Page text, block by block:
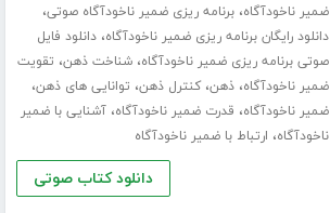
ضمیر ناخودآگاه،برنامه ریزی ضمیر ناخودآگاه صوتی،
دانلود رایگان برنامه ریزی ضمیر ناخودآگاه،دانلود فایل
صوتی برنامه ریزی ضمیر ناخودآگاه،شناخت ذهن، تقویت
ضمیر ناخودآگاه،ذهن،کنترل ذهن، توانایی های ذهن،
ضمیر ناخودآگاه، قدرت ضمیر ناخودآگاه،آشنایی با ضمیر
ناخودآگاه، ارتباط با ضمیر ناخودآگاه
دانلود کتاب صوتی